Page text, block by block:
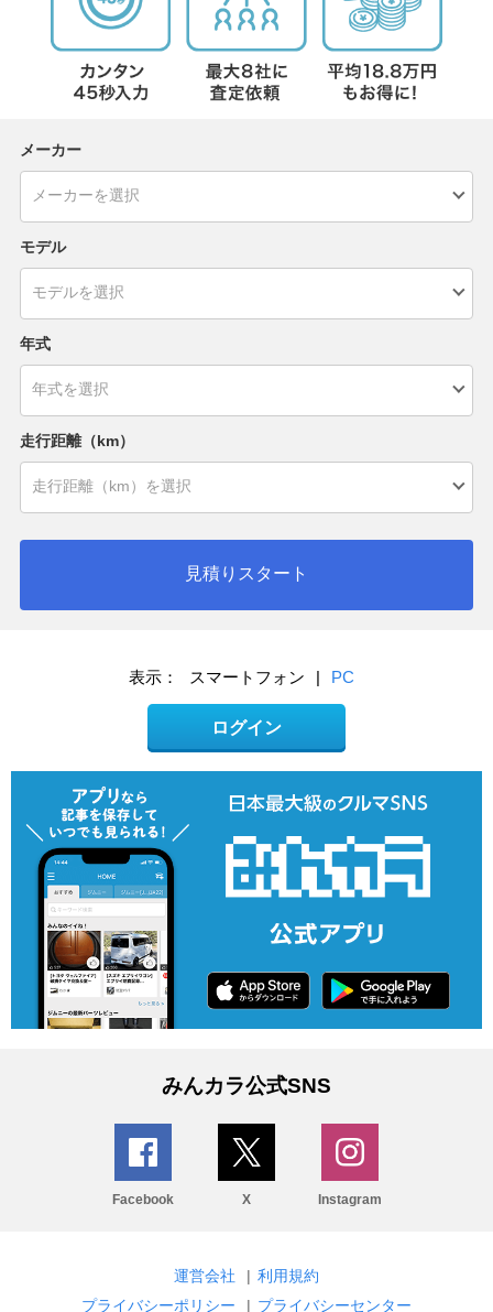
メーカー
モデル
年式
走行距離（km）
見積りスタート
表示： スマートフォン | PC
ログイン
みんカラ公式SNS
Facebook X Instagram
運営会社 | 利用規約
プライバシーポリシー
| プライバシーセンター